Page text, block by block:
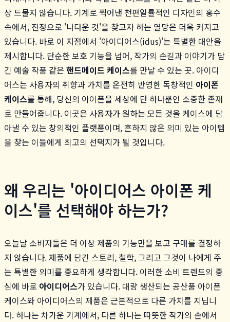
상 드물지 않습니다. 기계로 찍어낸 천편일률적인 디자인의 홍수
속에서, 진정으로 '나다운 것'을 찾고자 하는 열망은 더욱 커지고
있습니다. 바로 이 지점에서 '아이디어스(idus)'는 특별한 대안을
제시합니다. 단순한 보호 기능을 넘어, 작가의 손길과 이야기가 담
긴 예술 작품 같은 핸드메이드 케이스를 만날 수 있는 곳. 아이디
어스는 사용자의 취향과 가치를 온전히 반영한 독창적인 아이폰
케이스를 통해, 당신의 아이폰을 세상에 단 하나뿐인 소중한 존재
로 만들어줍니다. 이곳은 사용자가 원하는 모든 것을 케이스에 담
아낼 수 있는 창의적인 플랫폼이며, 흔하지 않은 의미 있는 아이템
을 찾는 이들에게 최고의 선택지가 될 것입니다.
왜 우리는 '아이디어스 아이폰 케
이스'를 선택해야 하는가?
오늘날 소비자들은 더 이상 제품의 기능만을 보고 구매를 결정하
지 않습니다. 제품에 담긴 스토리, 철학, 그리고 그것이 나에게 주
는 특별한 의미를 중요하게 생각합니다. 이러한 소비 트렌드의 중
심에 바로 아이디어스가 있습니다. 대량 생산되는 공산품 아이폰
케이스와 아이디어스의 제품은 근본적으로 다른 가치를 지닙니
다. 하나는 차가운 기계에서, 다른 하나는 따뜻한 작가의 손에서